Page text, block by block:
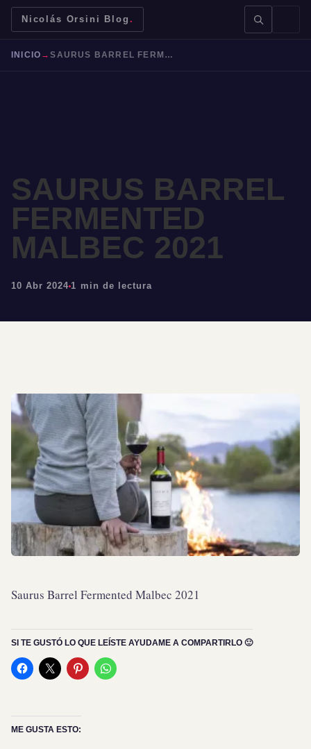
Nicolás Orsini Blog .
Mendoza Malbec Bodegas
INICIO → SAURUS BARREL FERMENTED MALBEC 2021
SAURUS BARREL
FERMENTED
MALBEC 2021
10 Abr 2024 1 min de lectura
Saurus Barrel Fermented Malbec 2021
SI TE GUSTÓ LO QUE LEÍSTE AYUDAME A COMPARTIRLO 🙂
ME GUSTA ESTO: